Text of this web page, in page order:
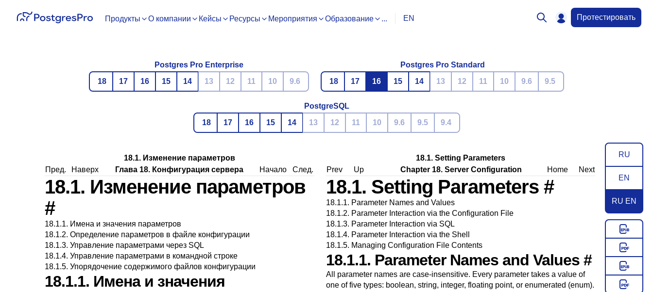
Продукты О компании Кейсы Ресурсы Мероприятия Образование ... EN Протестировать
Postgres Pro Enterprise
18
17 16 15 14 13 12 11 10 9.6
Postgres Pro Standard
18
17 16 15 14 13 12 11 10 9.6 9.5
PostgreSQL
18
17 16 15 14 13 12 11 10 9.6 9.5 9.4
RU
EN
RU EN
18.1. Изменение параметров
Пред.
Наверх Глава 18. Конфигурация сервера Начало След.
18.1. Изменение параметров
#
18.1.1. Имена и значения параметров
18.1.2. Определение параметров в файле конфигурации
18.1.3. Управление параметрами через SQL
18.1.4. Управление параметрами в командной строке
18.1.5. Упорядочение содержимого файлов конфигурации
18.1.1. Имена и значения
18.1. Setting Parameters
Prev
Up Chapter 18. Server Configuration Home Next
18.1. Setting Parameters #
18.1.1. Parameter Names and Values
18.1.2. Parameter Interaction via the Configuration File
18.1.3. Parameter Interaction via SQL
18.1.4. Parameter Interaction via the Shell
18.1.5. Managing Configuration File Contents
18.1.1. Parameter Names and Values #
All parameter names are case-insensitive. Every parameter takes a value of
one of five types: boolean, string, integer, floating point, or enumerated (enum).